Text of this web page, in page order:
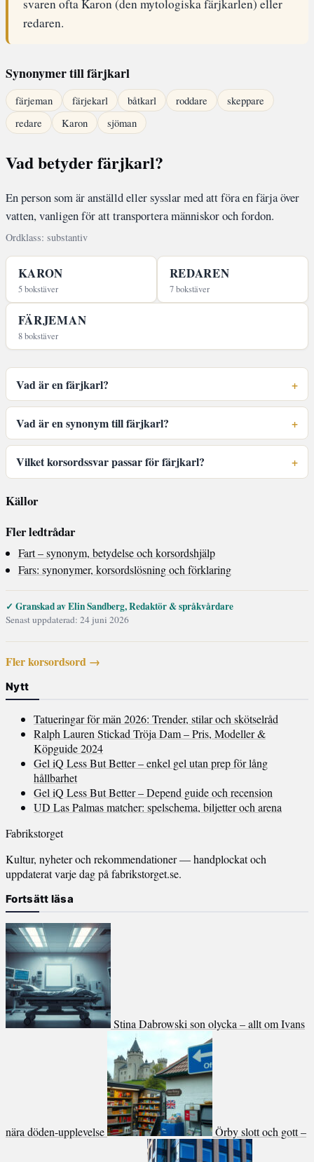
svaren ofta Karon (den mytologiska färjkarlen) eller
redaren.
Synonymer till färjkarl
färjeman färjekarl båtkarl roddare
skeppare
redare
Karon sjöman
Vad betyder färjkarl?
En person som är anställd eller sysslar med att föra en färja över
vatten, vanligen för att transportera människor och fordon.
Ordklass: substantiv
KARON
5 bokstäver
REDAREN
7 bokstäver
FÄRJEMAN
8 bokstäver
Vad är en färjkarl?
Vad är en synonym till färjkarl?
Vilket korsordssvar passar för färjkarl?
Källor
Fler ledtrådar
Fart – synonym, betydelse och korsordshjälp
Fars: synonymer, korsordslösning och förklaring
✓ Granskad av Elin Sandberg, Redaktör & språkvårdare
Senast uppdaterad: 24 juni 2026
Fler korsordsord →
Nytt
Tatueringar för män 2026: Trender, stilar och skötselråd
Ralph Lauren Stickad Tröja Dam – Pris, Modeller &
Köpguide 2024
Gel iQ Less But Better – enkel gel utan prep för lång
hållbarhet
Gel iQ Less But Better – Depend guide och recension
UD Las Palmas matcher: spelschema, biljetter och arena
Fabrikstorget
Kultur, nyheter och rekommendationer — handplockat och
uppdaterat varje dag på fabrikstorget.se.
Fortsätt läsa
Stina Dabrowski son olycka – allt om Ivans
nära döden-upplevelse Örby slott och gott –